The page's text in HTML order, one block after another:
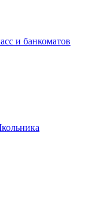
и банкоматов